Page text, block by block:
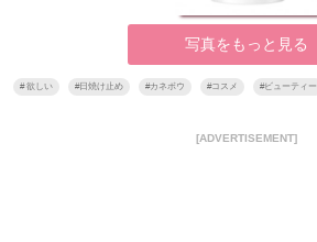
写真をもっと見る
#欲しい #日焼け止め #カネボウ #コスメ #ビューティー
[ADVERTISEMENT]